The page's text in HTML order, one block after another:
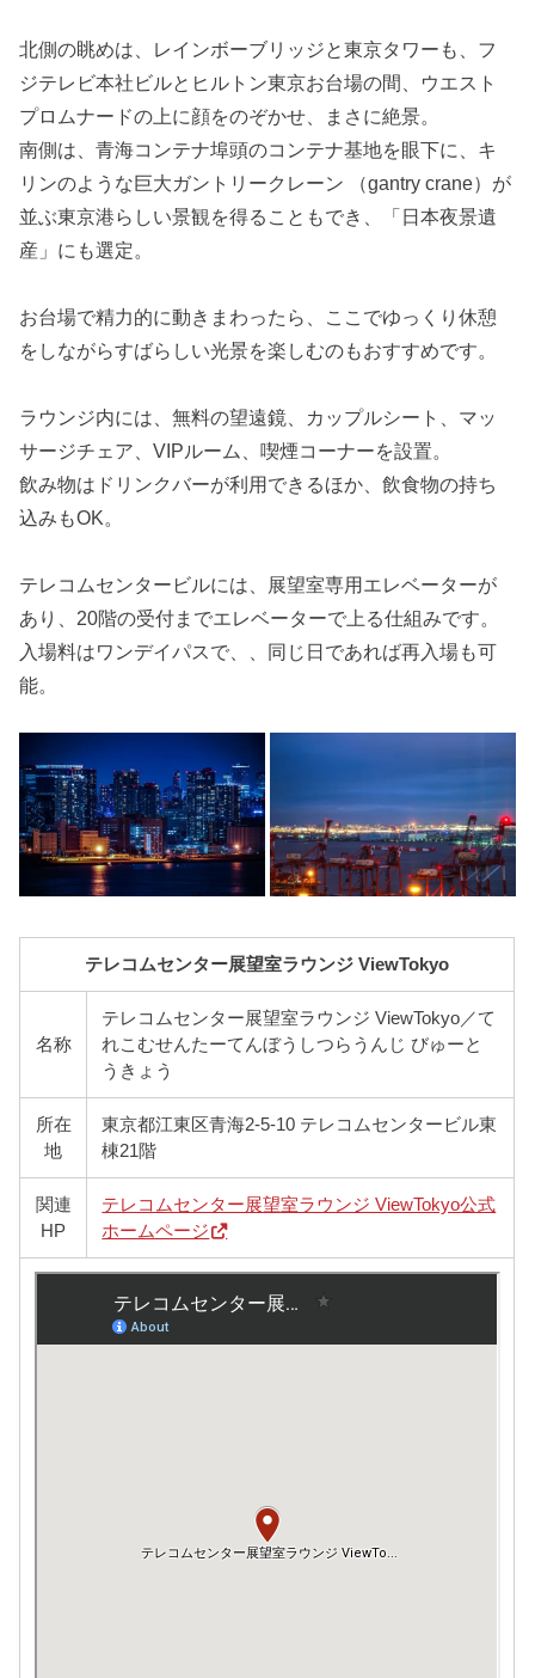
北側の眺めは、レインボーブリッジと東京タワーも、フ
ジテレビ本社ビルとヒルトン東京お台場の間、ウエスト
プロムナードの上に顔をのぞかせ、まさに絶景。
南側は、青海コンテナ埠頭のコンテナ基地を眼下に、キ
リンのような巨大ガントリークレーン （gantry crane）が
並ぶ東京港らしい景観を得ることもでき、「日本夜景遺
産」にも選定。
お台場で精力的に動きまわったら、ここでゆっくり休憩
をしながらすばらしい光景を楽しむのもおすすめです。
ラウンジ内には、無料の望遠鏡、カップルシート、マッ
サージチェア、VIPルーム、喫煙コーナーを設置。
飲み物はドリンクバーが利用できるほか、飲食物の持ち
込みもOK。
テレコムセンタービルには、展望室専用エレベーターが
あり、20階の受付までエレベーターで上る仕組みです。
入場料はワンデイパスで、、同じ日であれば再入場も可
能。
テレコムセンター展望室ラウンジ ViewTokyo
名称
テレコムセンター展望室ラウンジ ViewTokyo／て
れこむせんたーてんぼうしつらうんじ びゅーと
うきょう
所在
地
東京都江東区青海2-5-10 テレコムセンタービル東
棟21階
関連
HP
テレコムセンター展望室ラウンジ ViewTokyo公式
ホームページ